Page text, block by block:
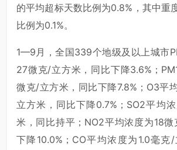
的平均超标天数比例为0.8%，其中重
比例为0.1%。
1—9月，全国339个地级及以上城市
27微克/立方米，同比下降3.6%；
微克/立方米，同比下降7.8%；O3平
立方米，同比下降0.7%；SO2平均
米，同比持平；NO2平均浓度为18
下降10.0%；CO平均浓度为1.0毫